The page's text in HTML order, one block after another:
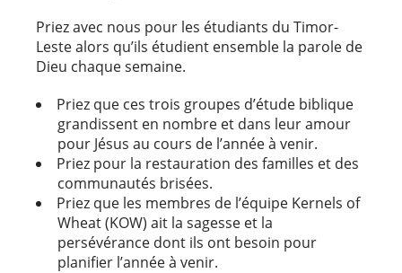
Priez avec nous pour les étudiants du Timor-
Leste alors qu’ils étudient ensemble la parole de
Dieu chaque semaine.
Priez que ces trois groupes d’étude biblique
grandissent en nombre et dans leur amour
pour Jésus au cours de l’année à venir.
Priez pour la restauration des familles et des
communautés brisées.
Priez que les membres de l’équipe Kernels of
Wheat (KOW) ait la sagesse et la
persévérance dont ils ont besoin pour
planifier l’année à venir.